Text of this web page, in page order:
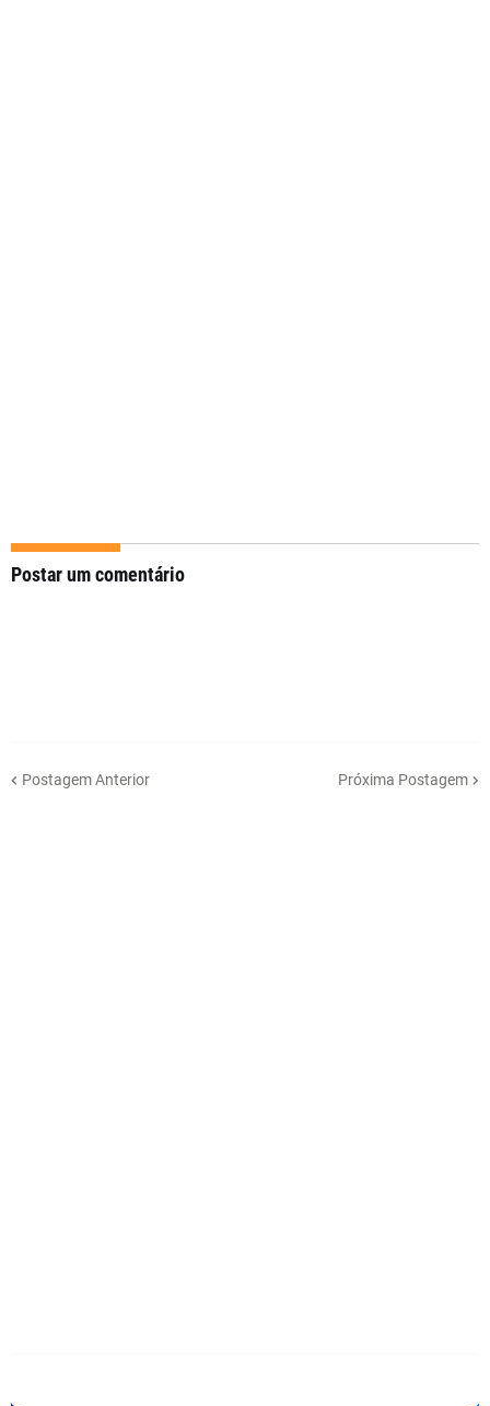
Postar um comentário
Postagem Anterior Próxima Postagem